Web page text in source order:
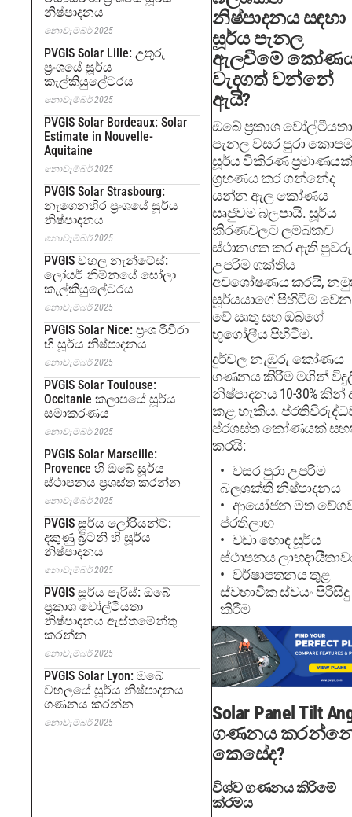
නිෂ්පාදනය
නොවැම්බර් 2025
PVGIS Solar Lille: උතුරු
ප්‍රංශයේ සූර්ය
කැල්කියුලේටරය
නොවැම්බර් 2025
PVGIS Solar Bordeaux: Solar
Estimate in Nouvelle-
Aquitaine
නොවැම්බර් 2025
PVGIS Solar Strasbourg:
නැගෙනහිර ප්‍රංශයේ සූර්ය
නිෂ්පාදනය
නොවැම්බර් 2025
PVGIS වහල නැන්ටේස්:
ලෝයර් නිම්නයේ සෝලා
කැල්කියුලේටරය
නොවැම්බර් 2025
PVGIS Solar Nice: ප්‍රංශ රිවීරා
හි සූර්ය නිෂ්පාදනය
නොවැම්බර් 2025
PVGIS Solar Toulouse:
Occitanie කලාපයේ සූර්ය
සමාකරණය
නොවැම්බර් 2025
PVGIS Solar Marseille:
Provence හි ඔබේ සූර්ය
ස්ථාපනය ප්‍රශස්ත කරන්න
නොවැම්බර් 2025
PVGIS සූර්ය ලෝරියන්ට්:
දකුණු බ්‍රිටනි හි සූර්ය
නිෂ්පාදනය
නොවැම්බර් 2025
PVGIS සූර්ය පැරිස්: ඔබේ
ප්‍රකාශ වෝල්ටීයතා
නිෂ්පාදනය ඇස්තමේන්තු
කරන්න
නොවැම්බර් 2025
PVGIS Solar Lyon: ඔබේ
වහලයේ සූර්ය නිෂ්පාදනය
ගණනය කරන්න
නොවැම්බර් 2025
නිෂ්පාදනය සඳහා
සූර්ය පැනල
ඇලවීමේ
වැදගත් වන්නේ
ඇයි?
ඔබේ ප්‍රකාශ වෝල්ටීයතා
පැනල වසර පුරා
සූර්ය විකිරණ ප්‍රමාණයක්
ග්‍රහණය කර ගන්නේද
යන්න ඇල කෝණය
සෘජුවම බලපායි. සූර්ය
කිරණවලට ලම්බකව
ස්ථානගත කර ඇති පුවරු
උපරිම ශක්තිය
අවශෝෂණය කරයි,
සූර්යයාගේ පිහිටීම
වේ ඍතු සහ ඔබගේ
භූගෝලීය පිහිටීම.
දුර්වල නැඹුරු කෝණය
ගණනය කිරීම මගින්
නිෂ්පාදනය 10-30% කින්
කළ හැකිය.
ප්රශස්ත කෝණයක්
කරයි:
වසර පුරා උපරිම
බලශක්ති නිෂ්පාදනය
ආයෝජන මත
ප්රතිලාභ
වඩා හොඳ සූර්ය
ස්ථාපනය
වර්ෂාපතනය තුළ
ස්වභාවික ස්වයං පිරිසිදු
කිරීම
Solar Panel Tilt
ගණනය
කෙසේද?
විශ්ව ගණනය කිරීමේ
ක්රමය